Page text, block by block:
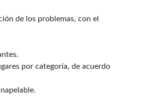
de los problemas, con el
por categoría, de acuerdo